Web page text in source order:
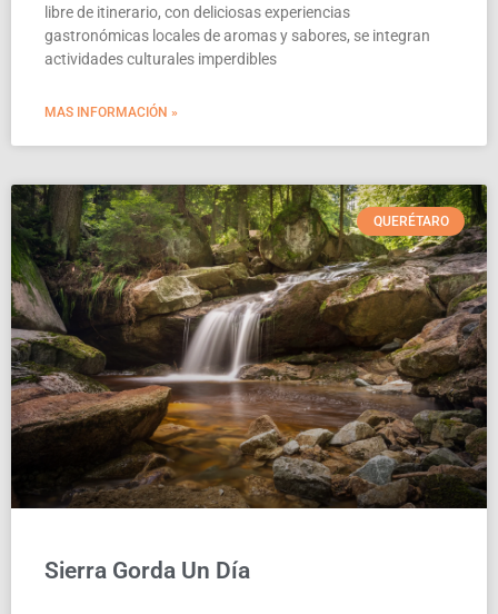
libre de itinerario, con deliciosas experiencias
gastronómicas locales de aromas y sabores, se integran
actividades culturales imperdibles
MAS INFORMACIÓN »
QUERÉTARO
Sierra Gorda Un Día